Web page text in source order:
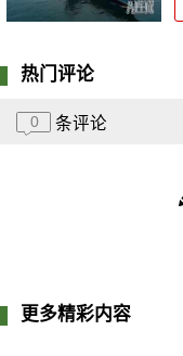
热门评论
0 条评论
更多精彩内容